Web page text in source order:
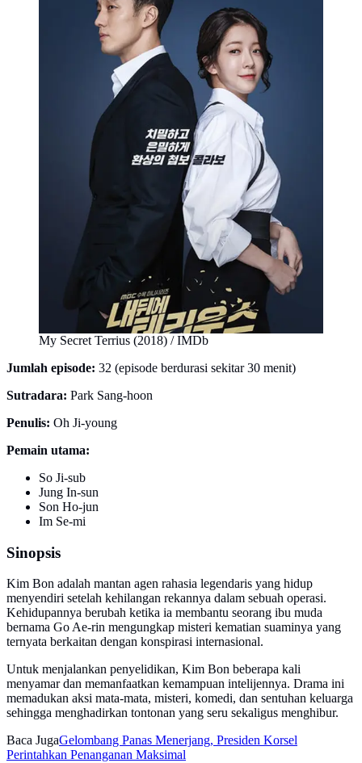
My Secret Terrius (2018) / IMDb
Jumlah episode: 32 (episode berdurasi sekitar 30 menit)
Sutradara: Park Sang-hoon
Penulis: Oh Ji-young
Pemain utama:
So Ji-sub
Jung In-sun
Son Ho-jun
Im Se-mi
Sinopsis
Kim Bon adalah mantan agen rahasia legendaris yang hidup
menyendiri setelah kehilangan rekannya dalam sebuah operasi.
Kehidupannya berubah ketika ia membantu seorang ibu muda
bernama Go Ae-rin mengungkap misteri kematian suaminya yang
ternyata berkaitan dengan konspirasi internasional.
Untuk menjalankan penyelidikan, Kim Bon beberapa kali
menyamar dan memanfaatkan kemampuan intelijennya. Drama ini
memadukan aksi mata-mata, misteri, komedi, dan sentuhan keluarga
sehingga menghadirkan tontonan yang seru sekaligus menghibur.
Baca JugaGelombang Panas Menerjang, Presiden Korsel
Perintahkan Penanganan Maksimal